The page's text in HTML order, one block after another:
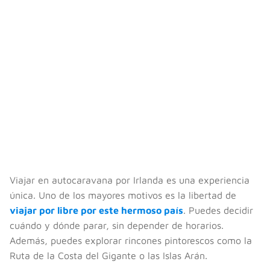
Viajar en autocaravana por Irlanda es una experiencia
única. Uno de los mayores motivos es la libertad de
viajar por libre por este hermoso país. Puedes decidir
cuándo y dónde parar, sin depender de horarios.
Además, puedes explorar rincones pintorescos como la
Ruta de la Costa del Gigante o las Islas Arán.